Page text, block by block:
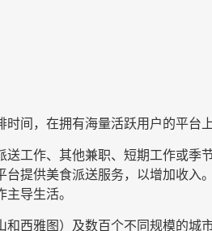
间，在拥有海量活跃用户的平台
工作、其他兼职、短期工作或季
提供美食派送服务，以增加收入
导生活。
西雅图）及数百个不同规模的城